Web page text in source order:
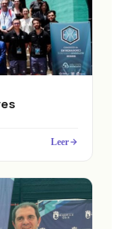
Leer